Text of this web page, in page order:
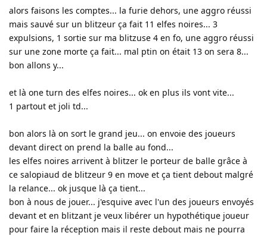
alors faisons les comptes... la furie dehors, une aggro réussi
mais sauvé sur un blitzeur ça fait 11 elfes noires... 3
expulsions, 1 sortie sur ma blitzuse 4 en fo, une aggro réussi
sur une zone morte ça fait... mal ptin on était 13 on sera 8...
bon allons y...
et là one turn des elfes noires... ok en plus ils vont vite...
1 partout et joli td...
bon alors là on sort le grand jeu... on envoie des joueurs
devant direct on prend la balle au fond...
les elfes noires arrivent à blitzer le porteur de balle grâce à
ce salopiaud de blitzeur 9 en move et ça tient debout malgré
la relance... ok jusque là ça tient...
bon à nous de jouer... j'esquive avec l'un des joueurs envoyés
devant et en blitzant je veux libérer un hypothétique joueur
pour faire la réception mais il reste debout mais ne pourra